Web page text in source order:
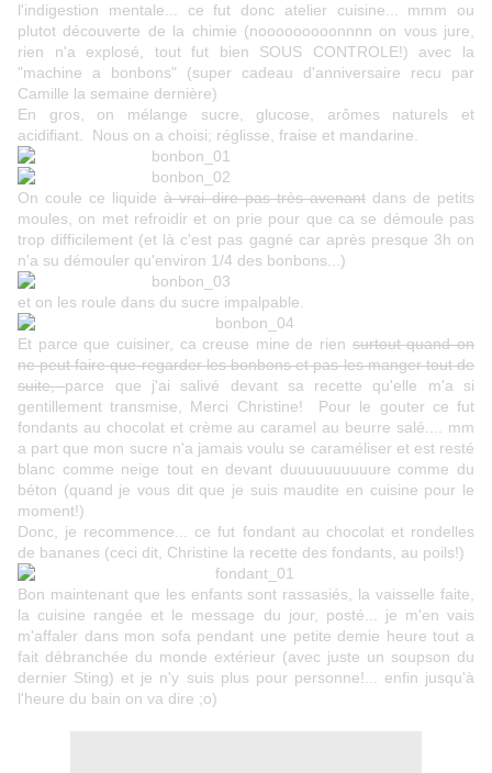
l'indigestion mentale... ce fut donc atelier cuisine... mmm ou
plutot découverte de la chimie (nooooooooonnnn on vous jure,
rien n'a explosé, tout fut bien SOUS CONTROLE!) avec la
"machine a bonbons" (super cadeau d'anniversaire recu par
Camille la semaine dernière)
En gros, on mélange sucre, glucose, arômes naturels et
acidifiant. Nous on a choisi; réglisse, fraise et mandarine.
On coule ce liquideà vrai dire pas très avenantdans de petits
moules, on met refroidir et on prie pour que ca se démoule pas
trop difficilement (et là c'est pas gagné car après presque 3h on
n'a su démouler qu'environ 1/4 des bonbons...)
et on les roule dans du sucre impalpable.
Et parce que cuisiner, ca creuse mine de rien surtout quand on
ne peut faire que regarder les bonbons et pas les manger tout de
suite,parce que j'ai salivé devant sa recette qu'elle m'a si
gentillement transmise, Merci Christine! Pour le gouter ce fut
fondants au chocolat et crème au caramel au beurre salé.... mm
a part que mon sucre n'a jamais voulu se caraméliser et est resté
blanc comme neige tout en devant duuuuuuuuuure comme du
béton (quand je vous dit que je suis maudite en cuisine pour le
moment!)
Donc, je recommence... ce fut fondant au chocolat et rondelles
de bananes (ceci dit, Christine la recette des fondants, au poils!)
Bon maintenant que les enfants sont rassasiés, la vaisselle faite,
la cuisine rangée et le message du jour, posté... je m'en vais
m'affaler dans mon sofa pendant une petite demie heure tout a
fait débranchée du monde extérieur (avec juste un soupson du
dernier Sting) et je n'y suis plus pour personne!... enfin jusqu'à
l'heure du bain on va dire ;o)